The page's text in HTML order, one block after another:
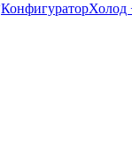
КонфигураторХолод